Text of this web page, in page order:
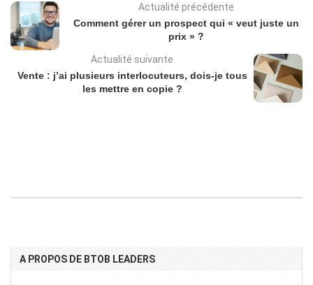
Actualité précédente
Comment gérer un prospect qui « veut juste un
prix » ?
Actualité suivante
Vente : j’ai plusieurs interlocuteurs, dois-je tous
les mettre en copie ?
A PROPOS DE BTOB LEADERS